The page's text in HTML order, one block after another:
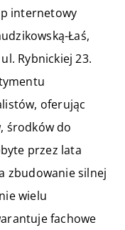
internetowy
Łaś,
Rybnickiej 23.
oferując
środków do
przez lata
zbudowanie silnej
wielu
fachowe